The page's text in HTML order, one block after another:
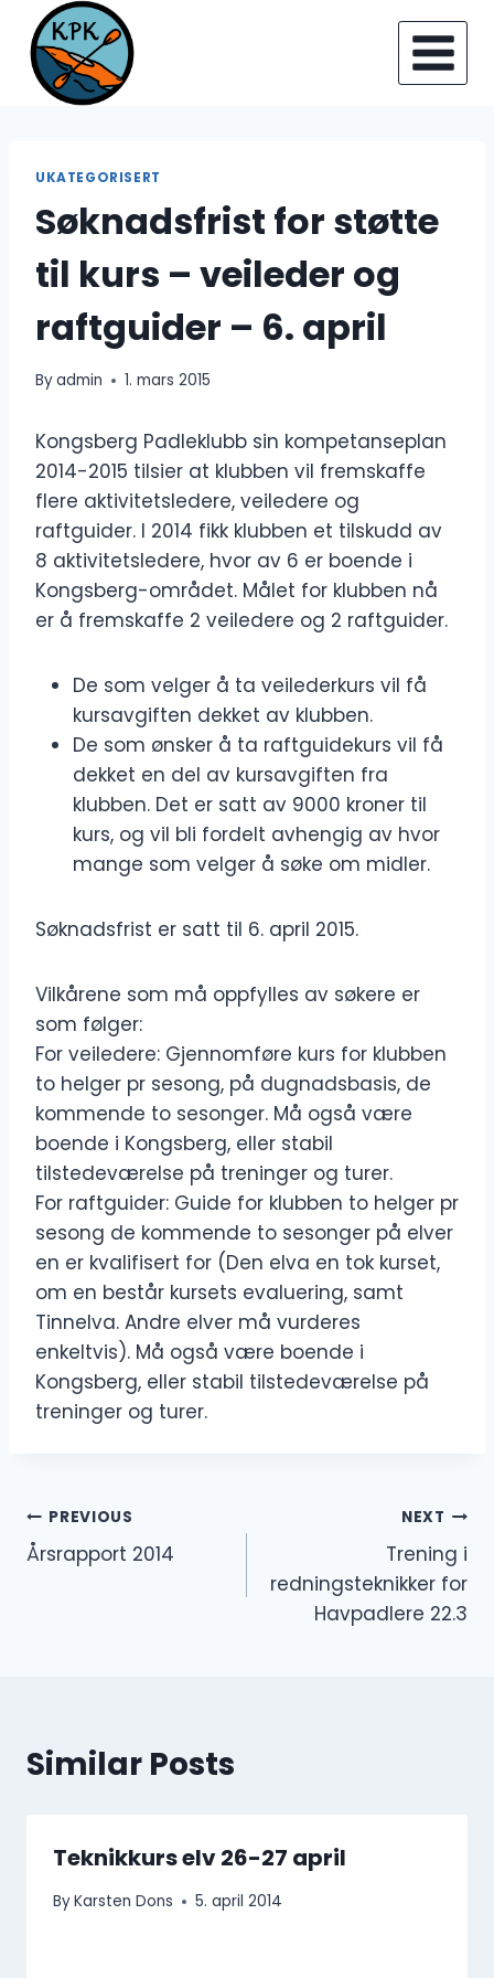
content
UKATEGORISERT
Søknadsfrist for støtte
til kurs – veileder og
raftguider – 6. april
Byadmin 1. mars 2015
Kongsberg Padleklubb sin kompetanseplan
2014-2015 tilsier at klubben vil fremskaffe
flere aktivitetsledere, veiledere og
raftguider. I 2014 fikk klubben et tilskudd av
8 aktivitetsledere, hvor av 6 er boende i
Kongsberg-området. Målet for klubben nå
er å fremskaffe 2 veiledere og 2 raftguider.
De som velger å ta veilederkurs vil få
kursavgiften dekket av klubben.
De som ønsker å ta raftguidekurs vil få
dekket en del av kursavgiften fra
klubben. Det er satt av 9000 kroner til
kurs, og vil bli fordelt avhengig av hvor
mange som velger å søke om midler.
Søknadsfrist er satt til 6. april 2015.
Vilkårene som må oppfylles av søkere er
som følger:
For veiledere: Gjennomføre kurs for klubben
to helger pr sesong, på dugnadsbasis, de
kommende to sesonger. Må også være
boende i Kongsberg, eller stabil
tilstedeværelse på treninger og turer.
For raftguider: Guide for klubben to helger pr
sesong de kommende to sesonger på elver
en er kvalifisert for (Den elva en tok kurset,
om en består kursets evaluering, samt
Tinnelva. Andre elver må vurderes
enkeltvis). Må også være boende i
Kongsberg, eller stabil tilstedeværelse på
treninger og turer.
Innleggsnavigasjon
PREVIOUS
Årsrapport 2014
NEXT
Trening i
redningsteknikker for
Havpadlere 22.3
Similar Posts
Teknikkurs elv 26-27 april
ByKarsten Dons 5. april 2014